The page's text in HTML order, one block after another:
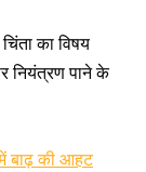
का विषय
नियंत्रण पाने के
बाढ़ की आहट